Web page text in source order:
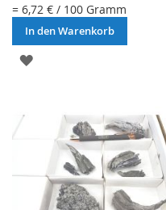
= 6,72 € / 100 Gramm
In den Warenkorb
ZUR
HINZUFÜGEN